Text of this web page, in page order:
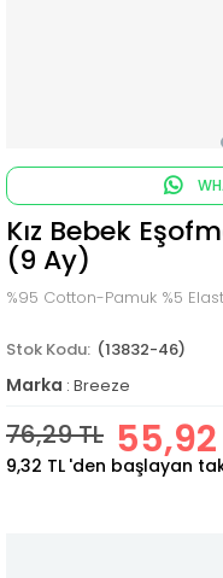
Kız Bebek
(9 Ay)
%95 Cotton-Pamuk %5
(13832-46)
Marka : Breeze
76,29 TL 55,92
9,32 TL 'den başlayan